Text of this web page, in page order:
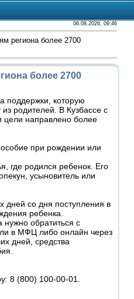
06.08.2026, 09:46
региона более 2700
более 2700
поддержки, которую
родителей. В Кузбассе с
цели направлено более
при рождении или
где родился ребенок. Его
усыновитель или
дней со дня поступления в
ребенка.
обратиться с
в МФЦ либо онлайн через
дней, средства
8 (800) 100-00-01.